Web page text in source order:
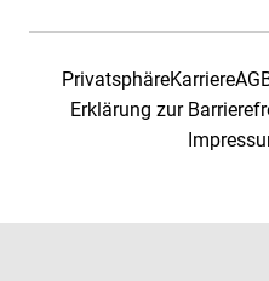
PrivatsphäreKarriere
Erklärung zur